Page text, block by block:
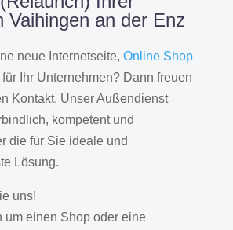
Vaihingen an der Enz
neue Internetseite, Online Shop
Ihr Unternehmen? Dann freuen
Kontakt. Unser Außendienst
kompetent und
die für Sie ideale und
Lösung.
uns!
um einen Shop oder eine